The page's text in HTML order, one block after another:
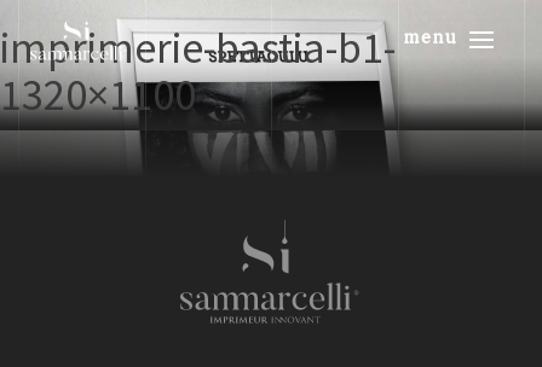
menu
imprimerie-bastia-b1-
1320×1100